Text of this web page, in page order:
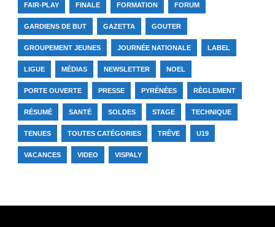
FAIR-PLAY FINALE FORMATION FORUM
GARDIENS DE BUT GAZETTA GOUTER
GROUPEMENT JEUNES JOURNÉE NATIONALE LABEL
LIGUE MÉDIAS NEWSLETTER NOEL
PORTE OUVERTE PRESSE PYRÉNÉES RÈGLEMENT
RÉSUMÉ SANTÉ SOLDES STAGE TECHNIQUE
TENUES TOUTES CATÉGORIES TRÊVE U19
VACANCES VIDEO VISPALY